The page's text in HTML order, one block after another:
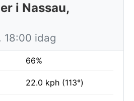
i Nassau,
18:00 idag
66%
22.0 kph (113°)